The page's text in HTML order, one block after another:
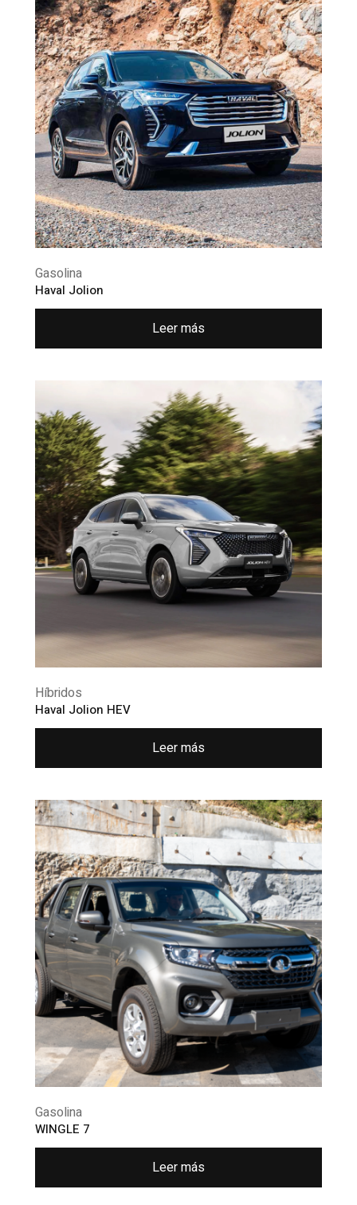
Gasolina
Haval Jolion
Leer más
Híbridos
Haval Jolion HEV
Leer más
Gasolina
WINGLE 7
Leer más